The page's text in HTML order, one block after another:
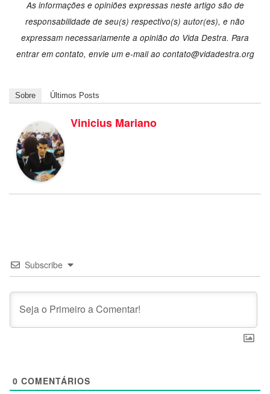
As informações e opiniões expressas neste artigo são de
responsabilidade de seu(s) respectivo(s) autor(es), e não
expressam necessariamente a opinião do Vida Destra. Para
entrar em contato, envie um e-mail ao contato@vidadestra.org
Sobre Últimos Posts
Vinicius Mariano
Subscribe
0 COMENTÁRIOS